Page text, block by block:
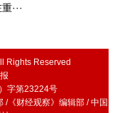
···
Rights Reserved
字第23224号
/《财经观察》编辑部 / 中国